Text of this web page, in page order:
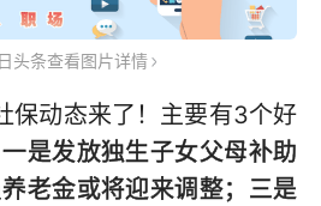
头条查看图片详情
保动态来了！主要有3个好
一是发放独生子女父母补助
老金或将迎来调整；三是